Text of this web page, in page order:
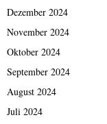
Dezember 2024
November 2024
Oktober 2024
September 2024
August 2024
Juli 2024